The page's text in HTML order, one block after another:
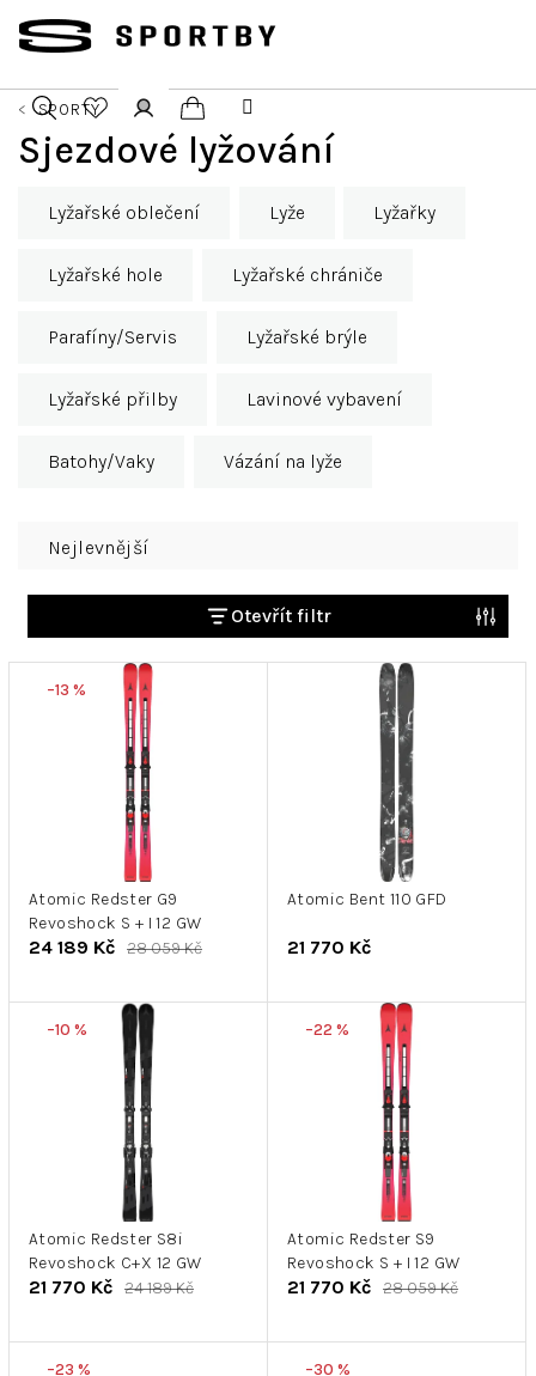
obsah
Hledat PřihlášeníNákupní
košík
SPORTY
Sjezdové lyžování
Lyžařské oblečení Lyže Lyžařky
Lyžařské hole Lyžařské chrániče
Parafíny/Servis Lyžařské brýle
Lyžařské přilby Lavinové vybavení
Batohy/Vaky Vázání na lyže
z
ů
Nejlevnější
Otevřít filtr
d
u
k
–13 %
Atomic Redster G9
Revoshock S + I 12 GW
24 189 Kč 28 059 Kč
Atomic Bent 110 GFD
21 770 Kč
–10 %
Atomic Redster S8i
Revoshock C+X 12 GW
21 770 Kč 24 189 Kč
–22 %
Atomic Redster S9
Revoshock S + I 12 GW
21 770 Kč 28 059 Kč
–23 % –30 %